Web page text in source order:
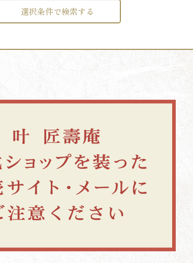
選択条件で検索する